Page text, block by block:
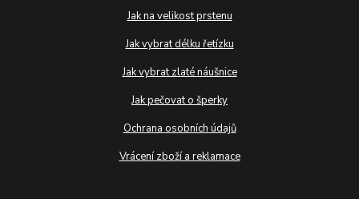
Jak na velikost prstenu
Jak vybrat délku řetízku
Jak vybrat zlaté náušnice
Jak pečovat o šperky
Ochrana osobních údajů
Vrácení zboží a reklamace